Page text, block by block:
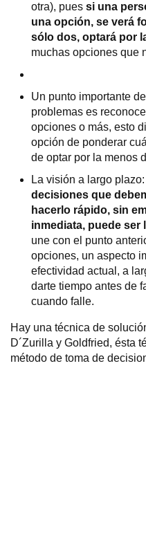
otra), pues si una
una opción, se verá
sólo dos, optará por
muchas opciones que
Un punto importante
problemas es
opciones o más, esto
opción de ponderar
de optar por la menos
La visión a largo plazo:
decisiones que
hacerlo rápido, sin
inmediata, puede ser
une con el punto
opciones, un aspecto
efectividad actual, a
darte tiempo antes de
cuando falle.
Hay una técnica de
D´Zurilla y Goldfried, ésta
método de toma de